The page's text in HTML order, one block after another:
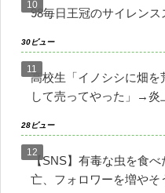
98毎日王冠のサイレン
30ビュー
高校生「イノシシに畑を
して売ってやった」→炎
28ビュー
【SNS】有毒な虫を食
亡、フォロワーを増やそ